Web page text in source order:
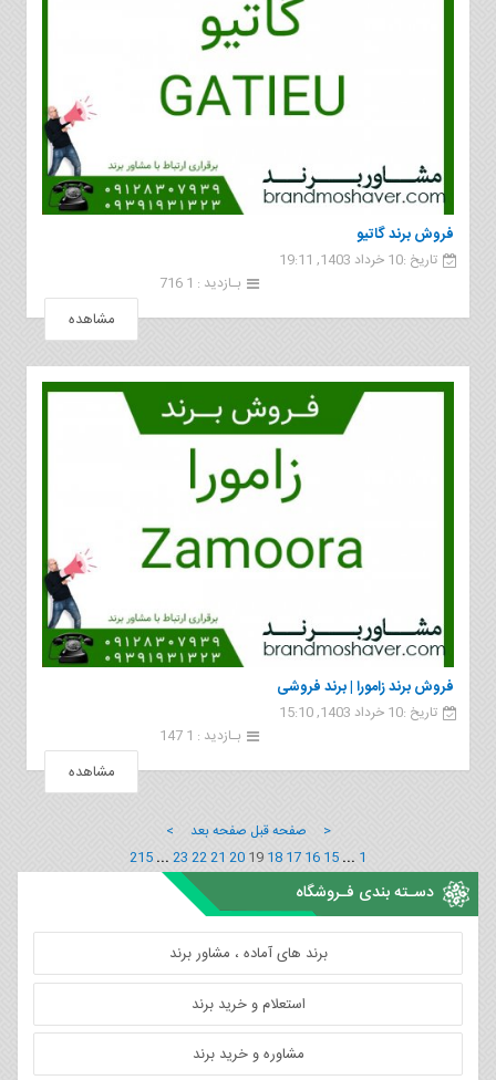
فروش برند گاتيو
تاریخ :10 خرداد 1403, 19:11
بـازدید : 1 716
مشاهده
فروش برند زامورا | برند فروشی
تاریخ :10 خرداد 1403, 15:10
بـازدید : 1 147
مشاهده
< صفحه قبل صفحه بعد >
1
...
15
16
17
18
19
20
21
22
23
...
215
دسـته بندی فـروشگاه
برند های آماده ، مشاور برند
استعلام و خرید برند
مشاوره و خرید برند